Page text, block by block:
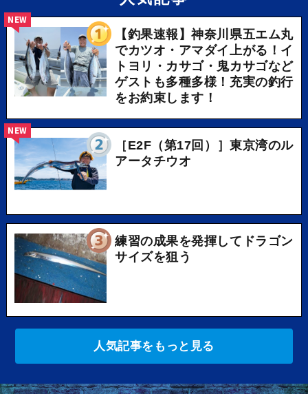
【釣果速報】神奈川県五エム丸
でカツオ・アマダイ上がる！イ
トヨリ・カサゴ・鬼カサゴなど
ゲストも多種多様！充実の釣行
をお約束します！
NEW
［E2F（第17回）］東京湾のル
アータチウオ
NEW
練習の成果を発揮してドラゴン
サイズを狙う
人気記事をもっと見る